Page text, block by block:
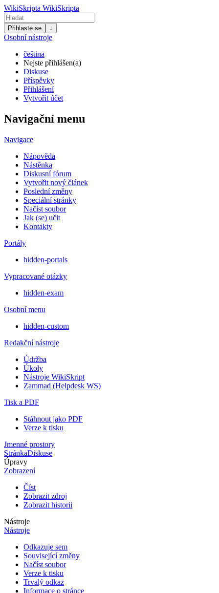
WikiSkripta WikiSkripta
Přihlaste se ↓
Osobní nástroje
čeština
Nejste přihlášen(a)
Diskuse
Příspěvky
Přihlášení
Vytvořit účet
Navigační menu
Navigace
Nápověda
Nástěnka
Diskusní fórum
Vytvořit nový článek
Poslední změny
Speciální stránky
Načíst soubor
Jak (se) učit
Kontakty
Portály
hidden-portals
Vypracované otázky
hidden-exam
Osobní menu
hidden-custom
Redakční nástroje
Údržba
Úkoly
Nástroje WikiSkript
Zammad (Helpdesk WS)
Tisk a PDF
Stáhnout jako PDF
Verze k tisku
Jmenné prostory
StránkaDiskuse
Úpravy
Zobrazení
Číst
Zobrazit zdroj
Zobrazit historii
Nástroje
Nástroje
Odkazuje sem
Související změny
Načíst soubor
Verze k tisku
Trvalý odkaz
Informace o stránce